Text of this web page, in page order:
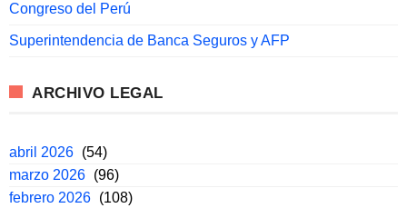
Congreso del Perú
Superintendencia de Banca Seguros y AFP
ARCHIVO LEGAL
abril 2026 (54)
marzo 2026 (96)
febrero 2026 (108)